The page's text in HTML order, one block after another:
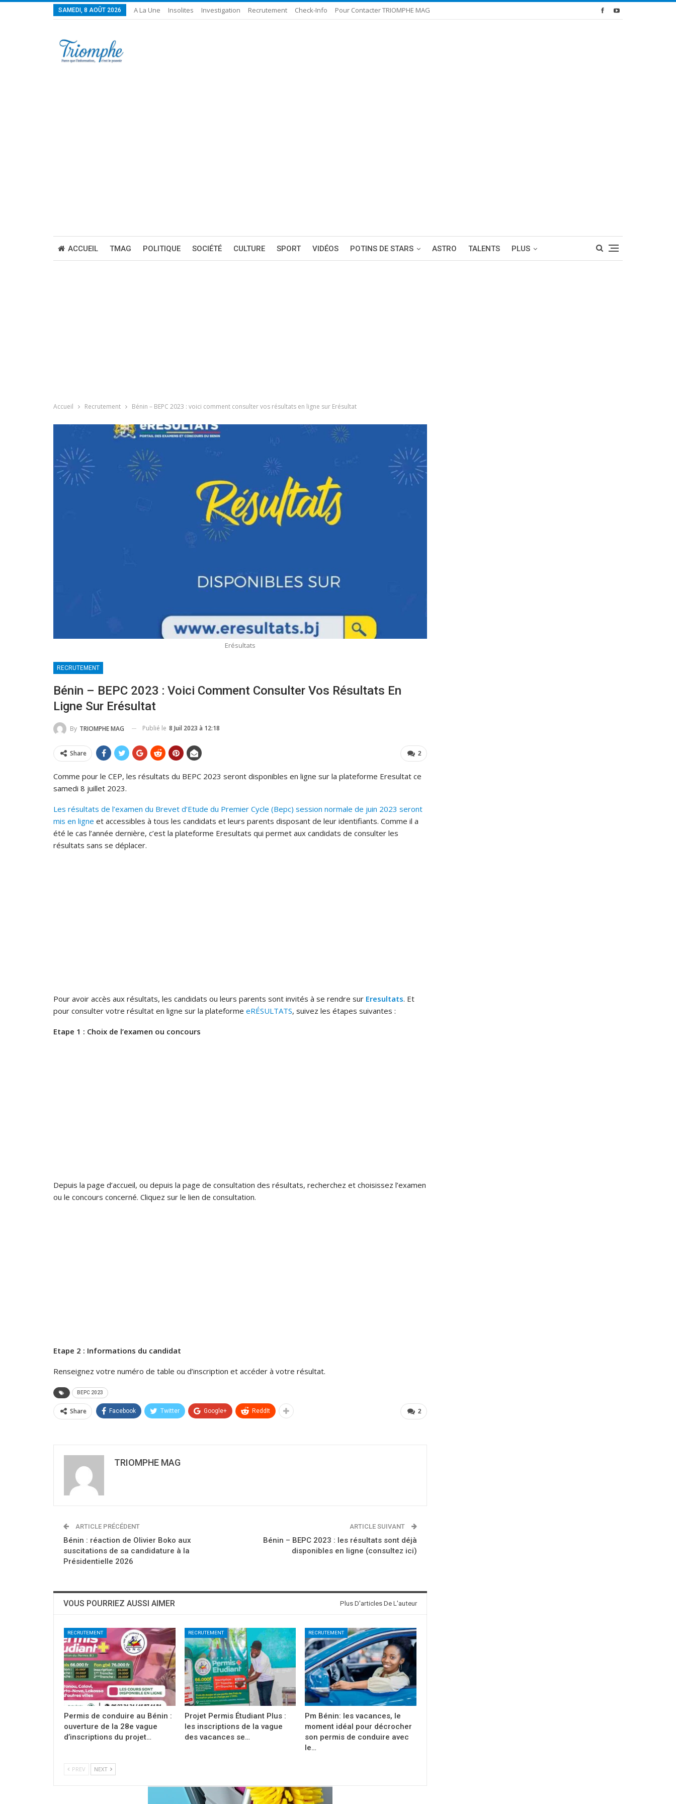
SAMEDI, 8 AOÛT 2026 A La Une Insolites Investigation Recrutement Check-Info Pour Contacter TRIOMPHE MAG
ACCUEIL TMAG POLITIQUE SOCIÉTÉ CULTURE SPORT VIDÉOS POTINS DE STARS ASTRO TALENTS PLUS
Accueil Recrutement Bénin – BEPC 2023 : voici comment consulter vos résultats en ligne sur Erésultat
Erésultats
RECRUTEMENT
Bénin – BEPC 2023 : Voici Comment Consulter Vos Résultats En
Ligne Sur Erésultat
By TRIOMPHE MAG Publié le 8 Juil 2023 à 12:18
2
Share
Comme pour le CEP, les résultats du BEPC 2023 seront disponibles en ligne sur la plateforme Eresultat ce
samedi 8 juillet 2023.
Les résultats de l’examen du Brevet d’Etude du Premier Cycle (Bepc) session normale de juin 2023 seront
mis en ligne et accessibles à tous les candidats et leurs parents disposant de leur identifiants. Comme il a
été le cas l’année dernière, c’est la plateforme Eresultats qui permet aux candidats de consulter les
résultats sans se déplacer.
Pour avoir accès aux résultats, les candidats ou leurs parents sont invités à se rendre sur Eresultats. Et
pour consulter votre résultat en ligne sur la plateforme eRÉSULTATS, suivez les étapes suivantes :
Etape 1 : Choix de l’examen ou concours
Depuis la page d’accueil, ou depuis la page de consultation des résultats, recherchez et choisissez l’examen
ou le concours concerné. Cliquez sur le lien de consultation.
Etape 2 : Informations du candidat
Renseignez votre numéro de table ou d’inscription et accéder à votre résultat.
BEPC 2023
2
Share Facebook Twitter Google+ ReddIt
TRIOMPHE MAG
ARTICLE PRÉCÉDENT
Bénin : réaction de Olivier Boko aux
suscitations de sa candidature à la
Présidentielle 2026
ARTICLE SUIVANT
Bénin – BEPC 2023 : les résultats sont déjà
disponibles en ligne (consultez ici)
VOUS POURRIEZ AUSSI AIMER Plus D'articles De L'auteur
RECRUTEMENT
Permis de conduire au Bénin :
ouverture de la 28e vague
d’inscriptions du projet…
RECRUTEMENT
Projet Permis Étudiant Plus :
les inscriptions de la vague
des vacances se…
RECRUTEMENT
Pm Bénin: les vacances, le
moment idéal pour décrocher
son permis de conduire avec
le…
PREV NEXT